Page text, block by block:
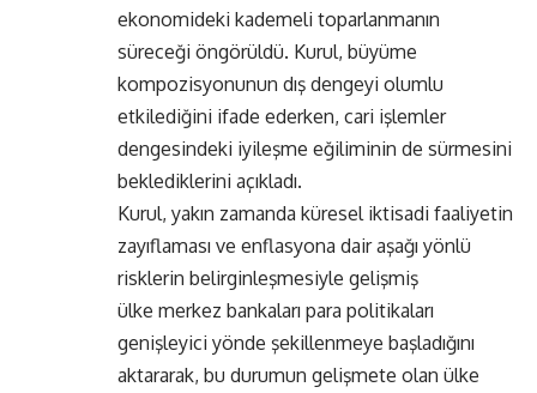
ekonomideki kademeli toparlanmanın
süreceği öngörüldü. Kurul, büyüme
kompozisyonunun dış dengeyi olumlu
etkilediğini ifade ederken, cari işlemler
dengesindeki iyileşme eğiliminin de sürmesini
beklediklerini açıkladı.
Kurul, yakın zamanda küresel iktisadi faaliyetin
zayıflaması ve enflasyona dair aşağı yönlü
risklerin belirginleşmesiyle gelişmiş
ülke merkez bankaları para politikaları
genişleyici yönde şekillenmeye başladığını
aktararak, bu durumun gelişmete olan ülke